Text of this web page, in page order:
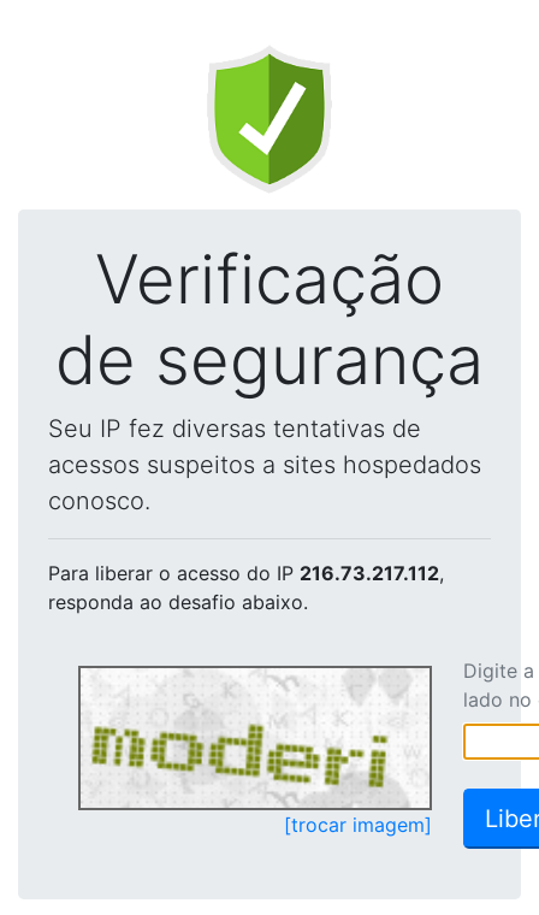
Verificação
de segurança
Seu IP fez diversas tentativas de
acessos suspeitos a sites hospedados
conosco.
Para liberar o acesso do IP 216.73.217.112,
responda ao desafio abaixo.
[trocar imagem]
Digite
lado no